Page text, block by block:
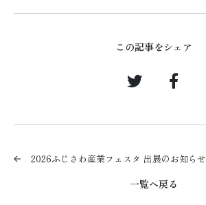
この記事をシェア
2026ふじさわ産業フェスタ 出展のお知らせ
一覧へ戻る